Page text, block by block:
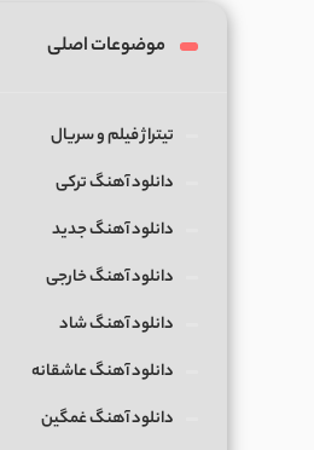
موضوعات اصلی
تیتراژ فیلم و سریال
دانلود آهنگ ترکی
دانلود آهنگ جدید
دانلود آهنگ خارجی
دانلود آهنگ شاد
دانلود آهنگ عاشقانه
دانلود آهنگ غمگین